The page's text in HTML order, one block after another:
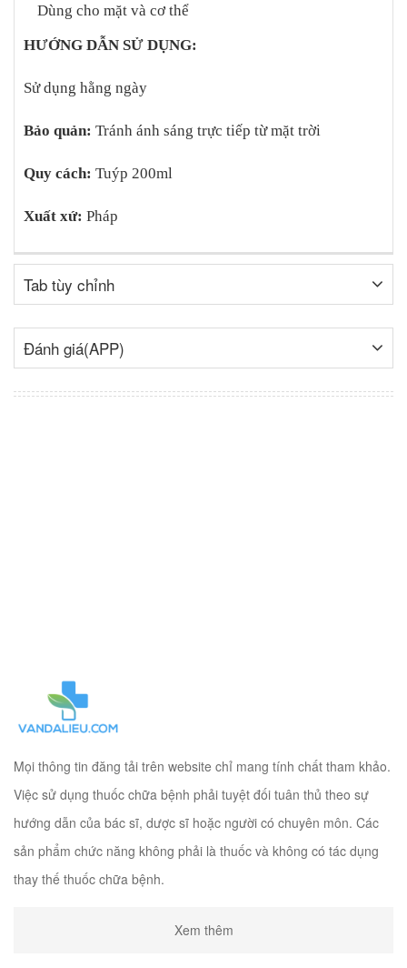
Dùng cho mặt và cơ thể
HƯỚNG DẪN SỬ DỤNG:
Sử dụng hằng ngày
Bảo quản: Tránh ánh sáng trực tiếp từ mặt trời
Quy cách: Tuýp 200ml
Xuất xứ: Pháp
Tab tùy chỉnh
Đánh giá(APP)
Mọi thông tin đăng tải trên website chỉ mang tính chất tham khảo.
Việc sử dụng thuốc chữa bệnh phải tuyệt đối tuân thủ theo sự
hướng dẫn của bác sĩ, dược sĩ hoặc người có chuyên môn. Các
sản phẩm chức năng không phải là thuốc và không có tác dụng
thay thế thuốc chữa bệnh.
Xem thêm